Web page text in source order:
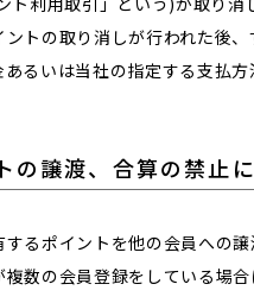
ントの取り消しが行われた後
るいは当社の指定する支払
の譲渡、合算の禁止
るポイントを他の会員への
複数の会員登録をしている場